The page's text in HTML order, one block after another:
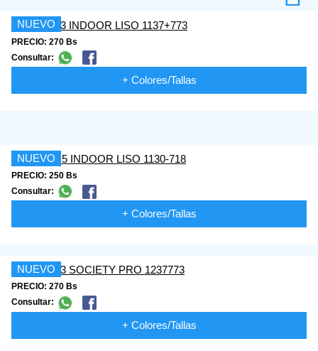
NUEVO
PRECIO: 270 Bs
Consultar:
+ Colores/Tallas
NUEVO
PRECIO: 250 Bs
Consultar:
+ Colores/Tallas
NUEVO
PRECIO: 270 Bs
Consultar:
+ Colores/Tallas